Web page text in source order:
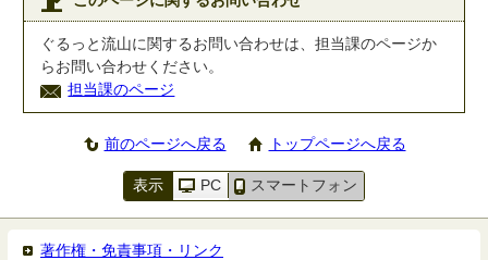
ぐるっと流山に関するお問い合わせは、担当課のページか
らお問い合わせください。
担当課のページ
前のページへ戻る トップページへ戻る
表示 PC スマートフォン
著作権・免責事項・リンク